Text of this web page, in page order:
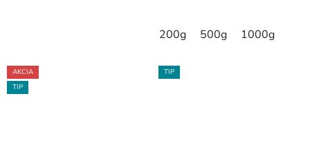
200g 500g 1000g
AKCIA
TIP
TIP